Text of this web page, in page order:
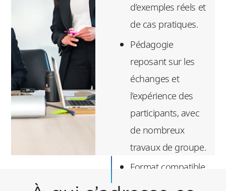
d’exemples réels et
de cas pratiques.
Pédagogie
reposant sur les
échanges et
l’expérience des
participants, avec
de nombreux
travaux de groupe.
Format compatible